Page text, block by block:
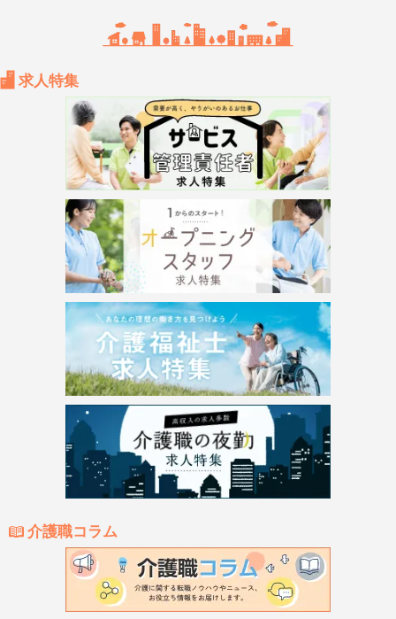
求人特集
介護職コラム